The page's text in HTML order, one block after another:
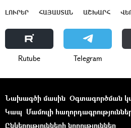
ԼՈՒՐԵՐ ՀԱՅԱՍՏԱՆ ԱՇԽԱՐՀ
Rutube Telegram
Նախագծի մասին Օգտագործման
Կապ Մամուլի
Ընկերությունների նորություններ